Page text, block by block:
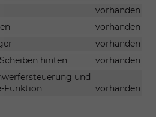
vorhanden
vorhanden
vorhanden
hinten
vorhanden
und
Funktion
vorhanden